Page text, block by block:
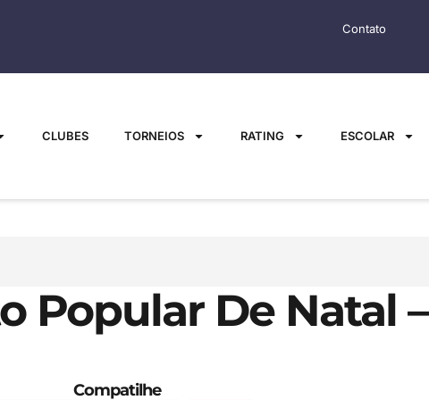
Contato
CLUBES TORNEIOS RATING ESCOLAR
Popular De Natal –
Compatilhe